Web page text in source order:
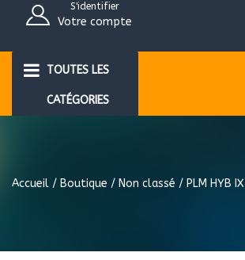
S'identifier
Votre compte
TOUTES LES
CATÉGORIES
Accueil / Boutique / Non classé / PLM HYB IX